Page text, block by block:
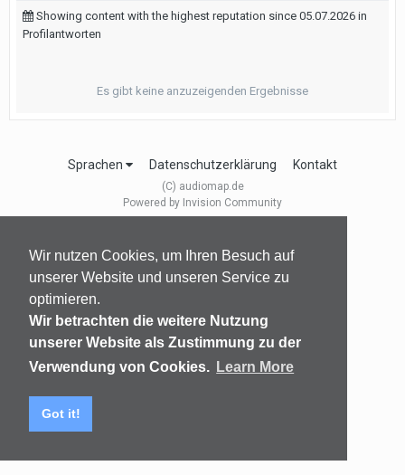
Wir nutzen Cookies, um Ihren Besuch auf
unserer Website und unseren Service zu
optimieren.
Wir betrachten die weitere Nutzung
unserer Website als Zustimmung zu der
Verwendung von Cookies. Learn More
Got it!
Showing content with the highest reputation since 05.07.2026 in
Profilantworten
Es gibt keine anzuzeigenden Ergebnisse
Sprachen Datenschutzerklärung Kontakt
(C) audiomap.de
Powered by Invision Community